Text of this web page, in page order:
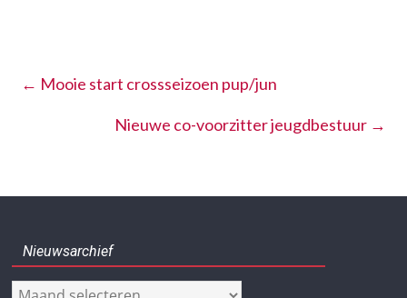
← Mooie start crossseizoen pup/jun
Nieuwe co-voorzitter jeugdbestuur →
Nieuwsarchief
Nieuwsarchief